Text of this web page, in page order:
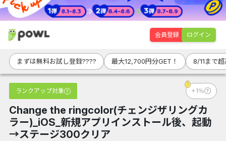
会員登録 ログイン
まずは無料お試し登録???? 最大12,700円分GET！ 8/11まで
ランクアップ対象 +1％
Change the ringcolor(チェンジザリングカ
ラー)_iOS_新規アプリインストール後、起動
→ステージ300クリア